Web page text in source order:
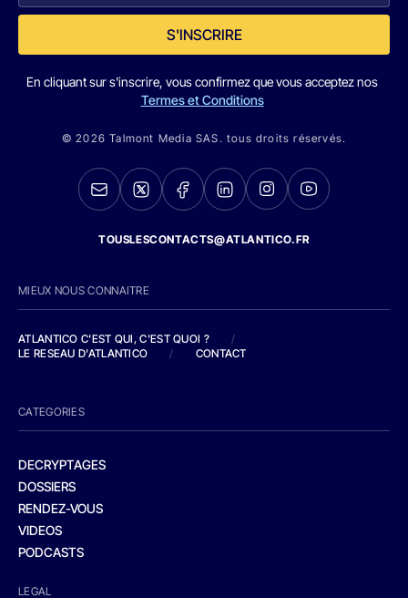
S'INSCRIRE
En cliquant sur s'inscrire, vous confirmez que vous acceptez nos
Termes et Conditions
© 2026 Talmont Media SAS. tous droits réservés.
TOUSLESCONTACTS@ATLANTICO.FR
MIEUX NOUS CONNAITRE
ATLANTICO C'EST QUI, C'EST QUOI ?
/
LE RESEAU D'ATLANTICO
/ CONTACT
CATEGORIES
DECRYPTAGES
DOSSIERS
RENDEZ-VOUS
VIDEOS
PODCASTS
LEGAL